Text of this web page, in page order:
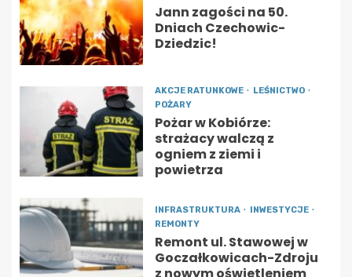
Jann zagości na 50.
Dniach Czechowic-
Dziedzic!
AKCJE RATUNKOWE
LEŚNICTWO
POŻARY
Pożar w Kobiórze:
strażacy walczą z
ogniem z ziemi i
powietrza
INFRASTRUKTURA
INWESTYCJE
REMONTY
Remont ul. Stawowej w
Goczałkowicach-Zdroju
z nowym oświetleniem